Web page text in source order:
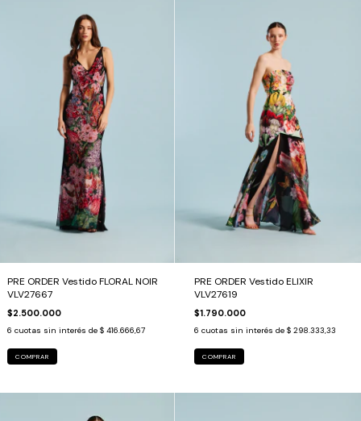
PRE ORDER Vestido FLORAL NOIR
VLV27667
$2.500.000
6 cuotas sin interés de $ 416.666,67
COMPRAR
PRE ORDER Vestido ELIXIR
VLV27619
$1.790.000
6 cuotas sin interés de $ 298.333,33
COMPRAR